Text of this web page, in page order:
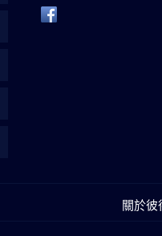
關於彼